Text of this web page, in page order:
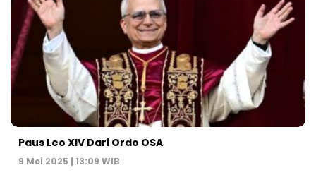
Paus Leo XIV Dari Ordo OSA
9 Mei 2025 | 13:09 WIB